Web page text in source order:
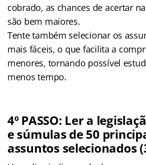
cobrado, as chances de acertar
são bem maiores.
Tente também selecionar os
mais fáceis, o que facilita a
menores, tornando possível
menos tempo.
4º PASSO: Ler a
e súmulas de 50
assuntos selecionados